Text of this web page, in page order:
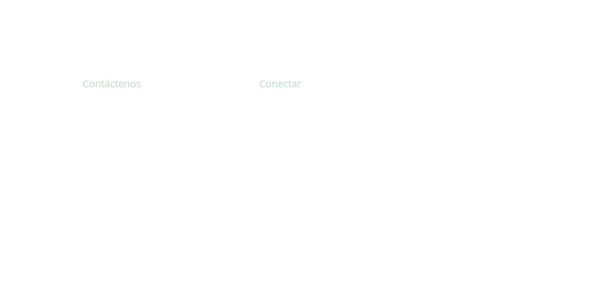
Contáctenos
Conectar